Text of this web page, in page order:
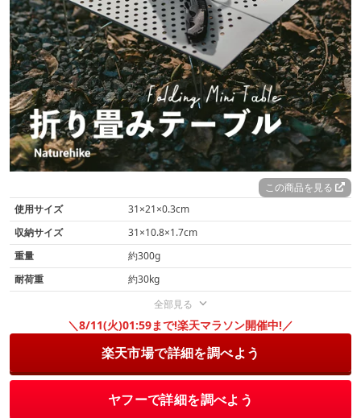
この商品を見る
使用サイズ
31×21×0.3cm
収納サイズ
31×10.8×1.7cm
重量
約300g
耐荷重
約30kg
全部見る
＼8/11(火)01:59まで!楽天マラソン開催中!／
楽天市場で詳細を調べよう
ヤフーで詳細を調べよう